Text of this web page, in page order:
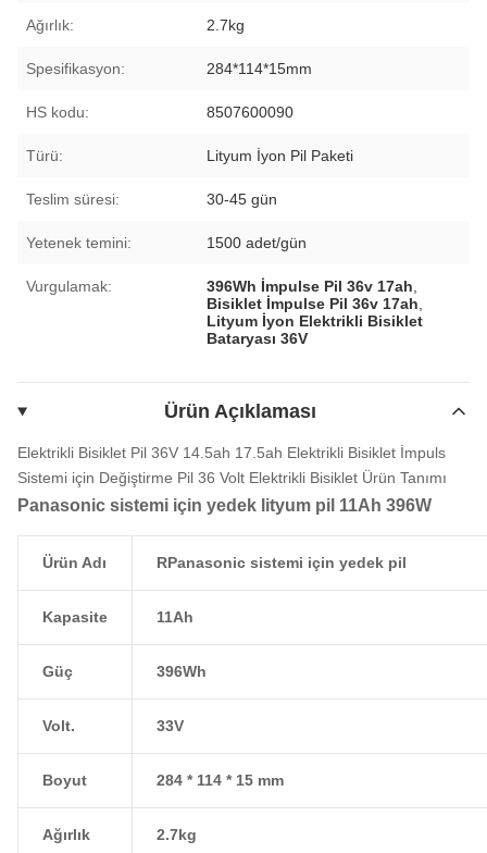
Ağırlık: 2.7kg
Spesifikasyon: 284*114*15mm
HS kodu: 8507600090
Türü: Lityum İyon Pil Paketi
Teslim süresi: 30-45 gün
Yetenek temini: 1500 adet/gün
Vurgulamak: 396Wh İmpulse Pil 36v 17ah
Bisiklet İmpulse Pil 36v 17ah
Lityum İyon Elektrikli Bisiklet
Bataryası 36V
Ürün Açıklaması
Elektrikli Bisiklet Pil 36V 14.5ah 17.5ah Elektrikli Bisiklet İmpuls
Sistemi için Değiştirme Pil 36 Volt Elektrikli Bisiklet Ürün Tanımı
Panasonic sistemi için yedek lityum pil 11Ah 396W
Ürün Adı RPanasonic sistemi için yedek pil
Kapasite 11Ah
Güç 396Wh
Volt. 33V
Boyut 284 * 114 * 15 mm
Ağırlık 2.7kg